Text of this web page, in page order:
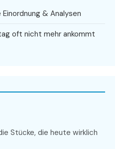
& Analysen
oft nicht mehr ankommt
Stücke, die heute wirklich